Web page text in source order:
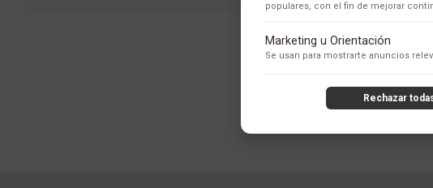
populares, con el fin de mejorar
Adobe Analytics
Utilizamos Adobe Analytics para recopilar
los usuarios.
ContentSquare
con exclusión de datos sensibles) y
Marketing u Orientación
Se usan para mostrarte anuncios
Rechazar